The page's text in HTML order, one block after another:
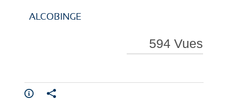
r
r
ALCOBINGE
594 Vues